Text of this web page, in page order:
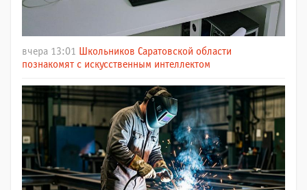
вчера 13:01
Школьников Саратовской области
познакомят с искусственным интеллектом